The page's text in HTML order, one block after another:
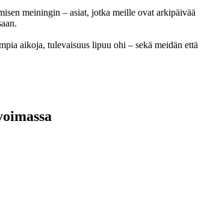
meiningin – asiat, jotka meille ovat arkipäivää